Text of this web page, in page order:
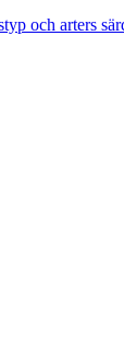
och arters